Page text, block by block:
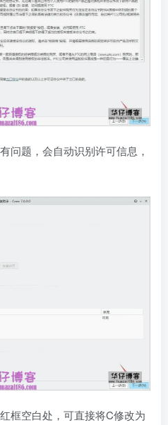
问题，会自动识别许可信息，
框空白处，可直接将C修改为